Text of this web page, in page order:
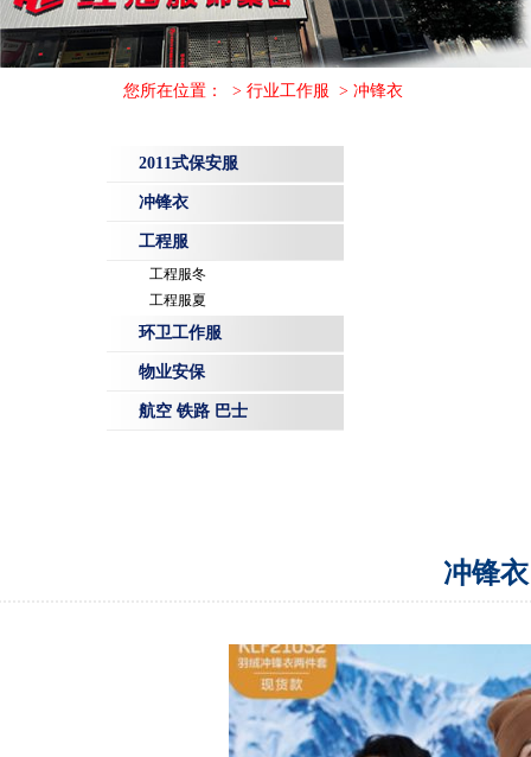
您所在位置： > 行业工作服 > 冲锋衣
2011式保安服
冲锋衣
工程服
工程服冬
工程服夏
环卫工作服
物业安保
航空 铁路 巴士
冲锋衣